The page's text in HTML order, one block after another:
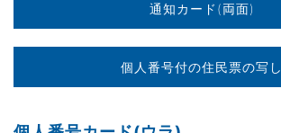
通知カード(両面)
個人番号付の住民票の写し